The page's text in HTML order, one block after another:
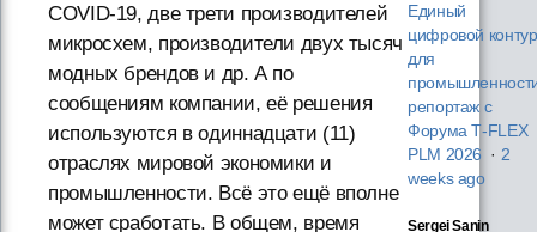
COVID-19, две трети производителей
микросхем, производители двух тысяч
модных брендов и др. А по
сообщениям компании, её решения
используются в одиннадцати (11)
отраслях мировой экономики и
промышленности. Всё это ещё вполне
может сработать. В общем, время
Единый
цифровой контур
для
репортаж с
Форума T‑FLEX
PLM 2026 · 2
weeks ago
Sergei Sanin